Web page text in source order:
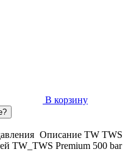
В корзину
Описание TW TWS
TW_TWS Premium 500 bar